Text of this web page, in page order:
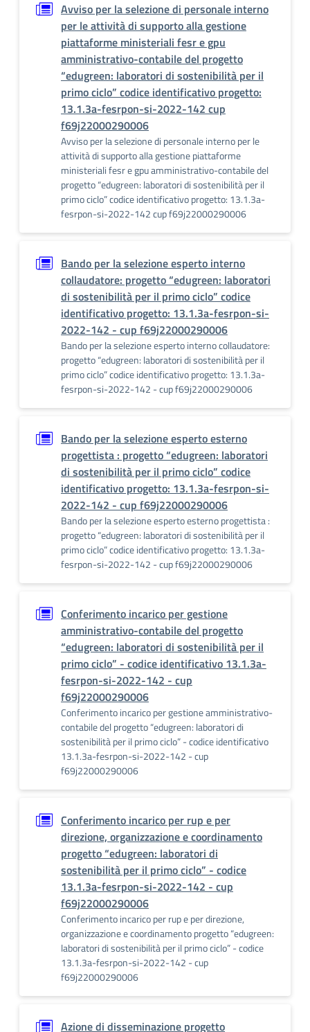
Avviso per la selezione di personale interno
per le attività di supporto alla gestione
piattaforme ministeriali fesr e gpu
amministrativo-contabile del progetto
“edugreen: laboratori di sostenibilità per il
primo ciclo” codice identificativo progetto:
13.1.3a-fesrpon-si-2022-142 cup
f69j22000290006
Avviso per la selezione di personale interno per le
attività di supporto alla gestione piattaforme
ministeriali fesr e gpu amministrativo-contabile del
progetto “edugreen: laboratori di sostenibilità per il
primo ciclo” codice identificativo progetto: 13.1.3a-
fesrpon-si-2022-142 cup f69j22000290006
Bando per la selezione esperto interno
collaudatore: progetto “edugreen: laboratori
di sostenibilità per il primo ciclo” codice
identificativo progetto: 13.1.3a-fesrpon-si-
2022-142 - cup f69j22000290006
Bando per la selezione esperto interno collaudatore:
progetto “edugreen: laboratori di sostenibilità per il
primo ciclo” codice identificativo progetto: 13.1.3a-
fesrpon-si-2022-142 - cup f69j22000290006
Bando per la selezione esperto esterno
progettista : progetto “edugreen: laboratori
di sostenibilità per il primo ciclo” codice
identificativo progetto: 13.1.3a-fesrpon-si-
2022-142 - cup f69j22000290006
Bando per la selezione esperto esterno progettista :
progetto “edugreen: laboratori di sostenibilità per il
primo ciclo” codice identificativo progetto: 13.1.3a-
fesrpon-si-2022-142 - cup f69j22000290006
Conferimento incarico per gestione
amministrativo-contabile del progetto
“edugreen: laboratori di sostenibilità per il
primo ciclo” - codice identificativo 13.1.3a-
fesrpon-si-2022-142 - cup
f69j22000290006
Conferimento incarico per gestione amministrativo-
contabile del progetto “edugreen: laboratori di
sostenibilità per il primo ciclo” - codice identificativo
13.1.3a-fesrpon-si-2022-142 - cup
f69j22000290006
Conferimento incarico per rup e per
direzione, organizzazione e coordinamento
progetto “edugreen: laboratori di
sostenibilità per il primo ciclo” - codice
13.1.3a-fesrpon-si-2022-142 - cup
f69j22000290006
Conferimento incarico per rup e per direzione,
organizzazione e coordinamento progetto “edugreen:
laboratori di sostenibilità per il primo ciclo” - codice
13.1.3a-fesrpon-si-2022-142 - cup
f69j22000290006
Azione di disseminazione progetto